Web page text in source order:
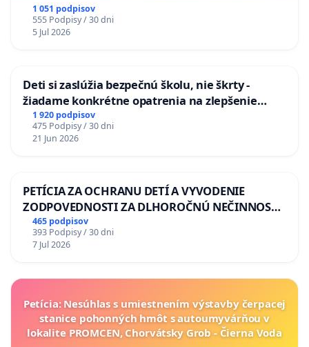
1 051 podpisov
555 Podpisy / 30 dni
5 Jul 2026
Deti si zaslúžia bezpečnú školu, nie škrty -
žiadame konkrétne opatrenia na zlepšenie
situácie v školstve
1 920 podpisov
475 Podpisy / 30 dni
21 Jun 2026
PETÍCIA ZA OCHRANU DETÍ A VYVODENIE
ZODPOVEDNOSTI ZA DLHOROČNÚ NEČINNOSŤ
A ZLYHANIE ŠTÁTU
465 podpisov
393 Podpisy / 30 dni
7 Jul 2026
Petícia: Nesúhlas s umiestnením výstavby čerpacej
stanice pohonných hmôt s autoumyvárňou v
lokalite PROMCEN, Chorvátsky Grob - Čierna Voda